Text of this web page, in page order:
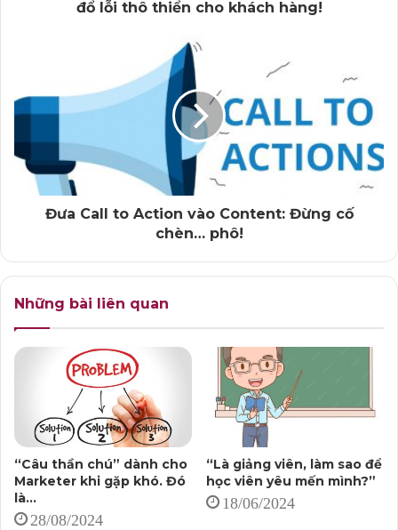
Vậy thì… seeding có gì là xấu không? Không hề!
Với người làm Marketing, đó là một chiến thuật bình
thường và quen thuộc, nhằm mục đích quảng bá, lan tỏa
thông tin, để mọi người biết tới sản phẩm/dịch vụ.
Nhưng cú seeding với liều lượng/cường độ mạnh lần
này thì quả thực “có vấn đề”, trên góc nhìn cá nhân của
đổ lỗi thô thiển cho khách hàng!
Đưa Call to Action vào Content: Đừng cố
chèn… phô!
Những bài liên quan
“Câu thần chú” dành cho
Marketer khi gặp khó. Đó
là…
28/08/2024
“Là giảng viên, làm sao để
học viên yêu mến mình?”
18/06/2024